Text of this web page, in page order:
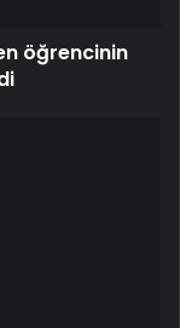
öğrencinin